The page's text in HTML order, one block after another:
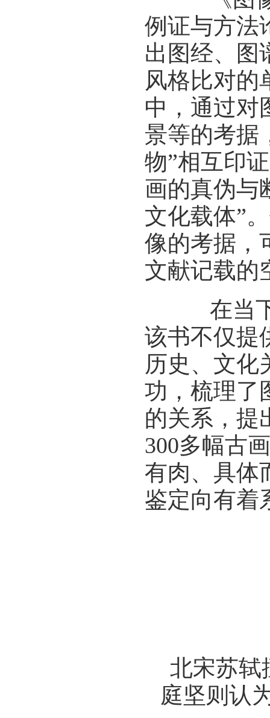
例证与方法
出图经、图
风格比对的
中，通过
景等的考
物”相互印
画的真伪与
文化载体”
像的考据，
文献记载的
在当下
该书不仅提
历史、文化
功，梳理了
的关系，提
300多幅古
有肉、具体
鉴定向有着
北宋苏轼
庭坚则认